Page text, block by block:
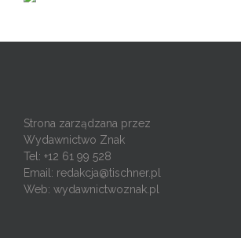
Strona zarządzana przez
Wydawnictwo Znak
Tel: +12 61 99 528
Email: redakcja@tischner.pl
Web: wydawnictwoznak.pl